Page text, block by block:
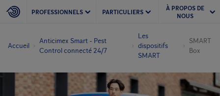
PROFESSIONNELS PARTICULIERS
À PROPOS DE
NOUS
Accueil
Anticimex Smart - Pest
Control connecté 24/7
Les
dispositifs
SMART
SMART
Box